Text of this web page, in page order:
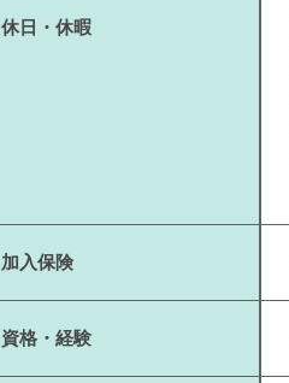
休日・休暇
加入保険
資格・経験